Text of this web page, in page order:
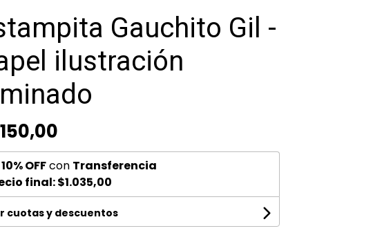
Gauchito Gil -
ilustración
10% OFFcon Transferencia
final:$1.035,00
cuotas y descuentos